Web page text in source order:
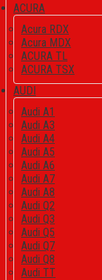
ACURA
Acura RDX
Acura MDX
ACURA TL
ACURA TSX
AUDI
Audi A1
Audi A3
Audi A4
Audi A5
Audi A6
Audi A7
Audi A8
Audi Q2
Audi Q3
Audi Q5
Audi Q7
Audi Q8
Audi TT